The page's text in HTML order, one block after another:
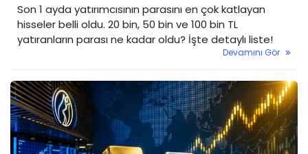
Son 1 ayda yatırımcısının parasını en çok katlayan
hisseler belli oldu. 20 bin, 50 bin ve 100 bin TL
yatıranların parası ne kadar oldu? İşte detaylı liste!
Devamını Gör